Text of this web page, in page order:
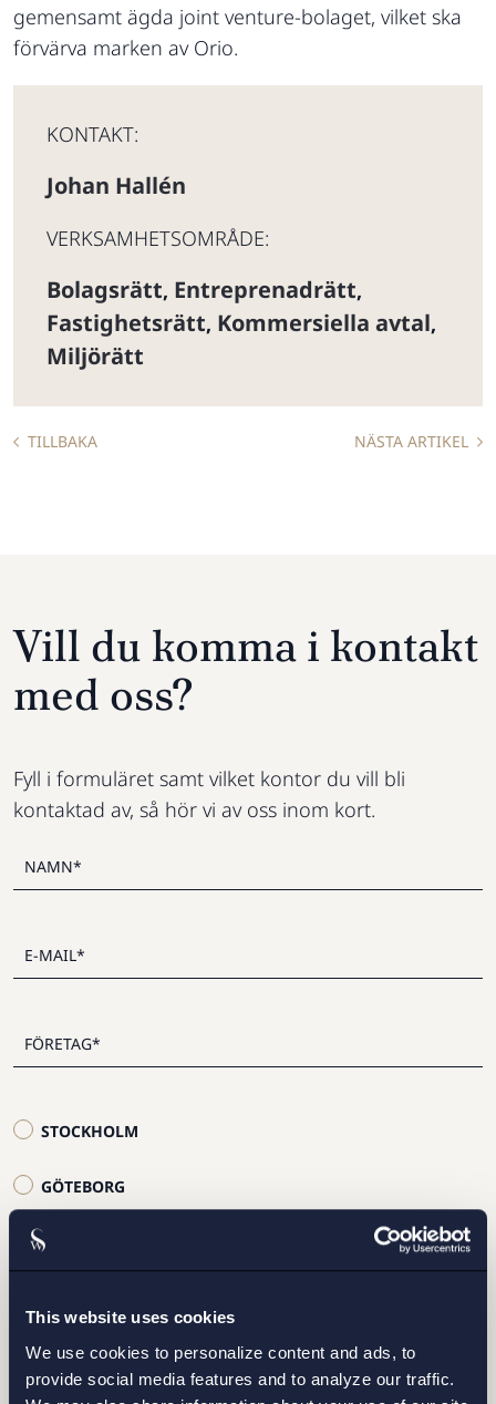
This website uses cookies
We use cookies to personalize content and ads, to
provide social media features and to analyze our traffic.
gemensamt ägda joint venture-bolaget, vilket ska
förvärva marken av Orio.
KONTAKT:
Johan Hallén
VERKSAMHETSOMRÅDE:
Bolagsrätt, Entreprenadrätt,
Fastighetsrätt, Kommersiella avtal,
Miljörätt
TILLBAKA NÄSTA ARTIKEL
STOCKHOLM
GÖTEBORG
MALMÖ
Vill du komma i kontakt
med oss?
Fyll i formuläret samt vilket kontor du vill bli
kontaktad av, så hör vi av oss inom kort.